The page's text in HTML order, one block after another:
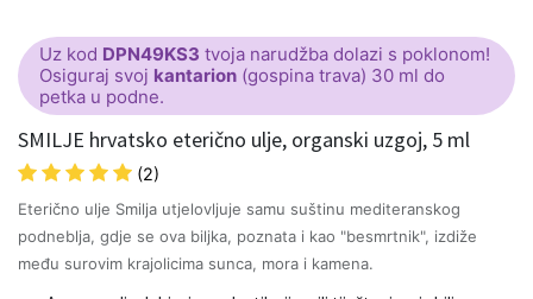
Uz kod DPN49KS3 tvoja narudžba dolazi s poklonom!
Osiguraj svoj kantarion (gospina trava) 30 ml do
petka u podne.
SMILJE hrvatsko eterično ulje, organski uzgoj, 5 ml
(2)
Eterično ulje Smilja utjelovljuje samu suštinu mediteranskog
podneblja, gdje se ova biljka, poznata i kao "besmrtnik", izdiže
među surovim krajolicima sunca, mora i kamena.